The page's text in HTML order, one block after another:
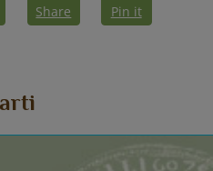
Share Pin it